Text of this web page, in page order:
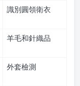
識別圓領衛衣
羊毛和針織品
外套檢測